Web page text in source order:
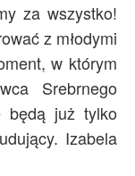
za wszystko!
z młodymi
w którym
Srebrnego
będą już tylko
Izabela